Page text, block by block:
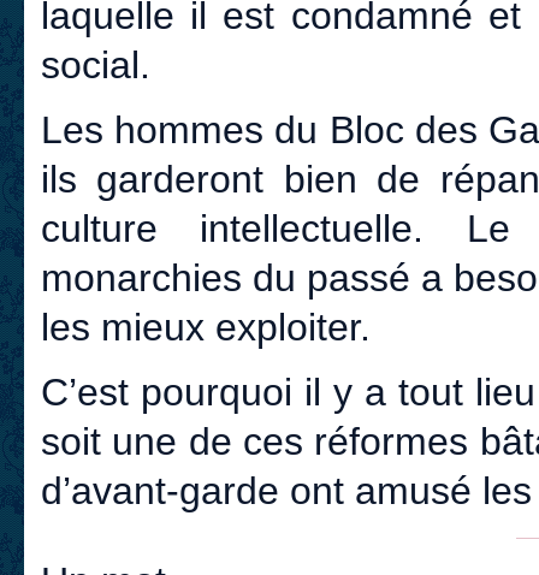
laquelle il est condamné
social.
Les hommes du Bloc des
ils garderont bien de
culture intellectuelle.
monarchies du passé a
les mieux exploiter.
C’est pourquoi il y a tout
soit une de ces réformes
d’avant-garde ont amusé